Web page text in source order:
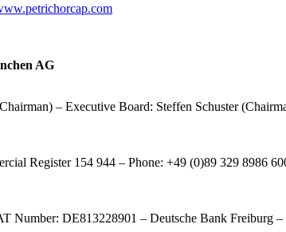
AG
– Executive Board: Steffen Schuster
Register 154 944 – Phone: +49 (0)89 329 8986
Number: DE813228901 – Deutsche Bank Freiburg